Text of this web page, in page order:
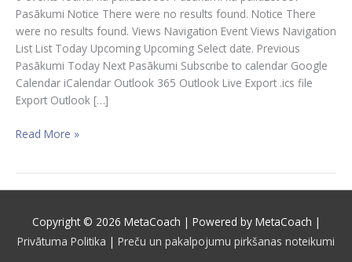
Pasākumi Notice There were no results found. Notice There
were no results found. Views Navigation Event Views Navigation
List List Today Upcoming Upcoming Select date. Previous
Pasākumi Today Next Pasākumi Subscribe to calendar Google
Calendar iCalendar Outlook 365 Outlook Live Export .ics file
Export Outlook […]
izmantošanai
ikdienā”
Read More »
Copyright © 2026 MetaCoach | Powered by MetaCoach |
Privātuma Politika | Preču un pakalpojumu pirkšanas noteikumi